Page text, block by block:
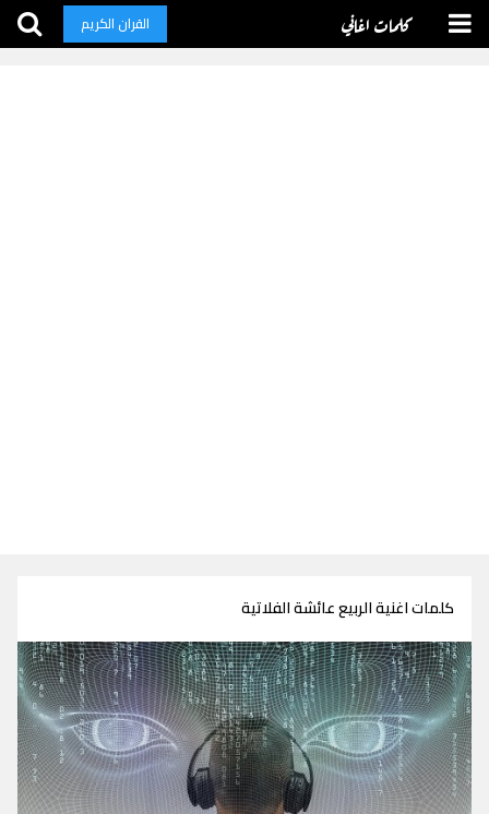
كلمات اغاني القران الكريم
كلمات اغنية الربيع عائشة الفلاتية